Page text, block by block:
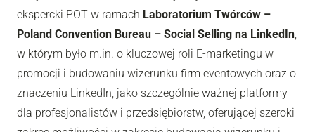
ekspercki POT w ramach Laboratorium Twórców –
Poland Convention Bureau – Social Selling na LinkedIn,
w którym było m.in. o kluczowej roli E-marketingu w
promocji i budowaniu wizerunku firm eventowych oraz o
znaczeniu LinkedIn, jako szczególnie ważnej platformy
dla profesjonalistów i przedsiębiorstw, oferującej szeroki